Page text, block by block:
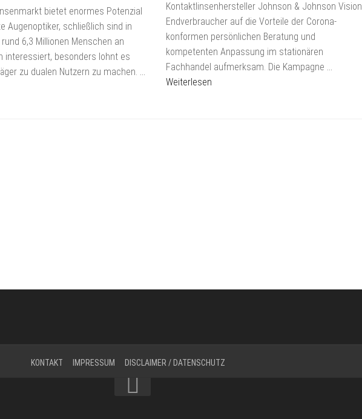
TEF
UP
bietet enormes Potenzial
Augenoptiker, schließlich sind in
6,3 Millionen Menschen an
interessiert, besonders lohnt es
zu dualen Nutzern zu machen. …
Kontaktlinsenhersteller Johnson & Johnson Vision
Endverbraucher auf die Vorteile der Corona-
konformen persönlichen Beratung und
kompetenten Anpassung im stationären
Fachhandel aufmerksam. Die Kampagne …
Weiterlesen
KONTAKT IMPRESSUM DISCLAIMER / DATENSCHUTZ